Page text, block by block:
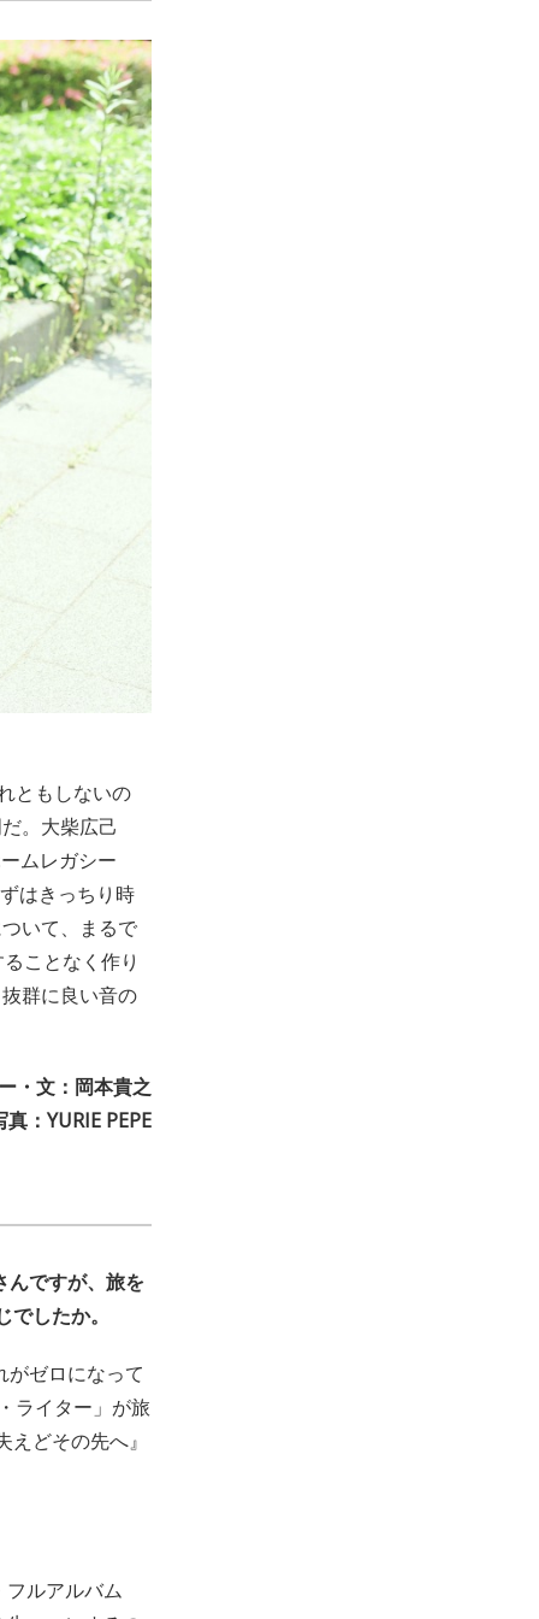
ともしないの
。⼤柴広⼰
ムレガシー
はきっちり時
いて、まるで
ことなく作り
群に良い音の
・文：岡本貴之
真：YURIE PEPE
んですが、旅を
したか。
がゼロになって
ライター」が旅
どその先へ』
ルアルバム